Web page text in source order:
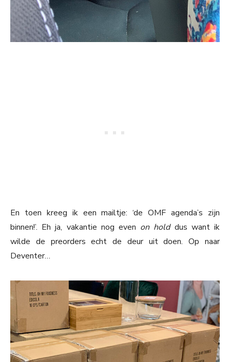
En toen kreeg ik een mailtje: ‘de OMF agenda’s zijn
binnen!’. Eh ja, vakantie nog even on hold dus want ik
wilde de preorders echt de deur uit doen. Op naar
Deventer…